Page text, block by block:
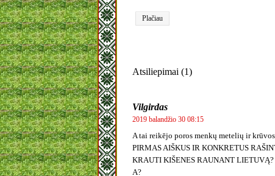
Plačiau
Atsiliepimai (1)
Vilgirdas
2019 balandžio 30 08:15
A tai reikējo poros menkų metelių ir
PIRMAS AIŠKUS IR KONKRETUS
KRAUTI KIŠENES RAUNANT LIETUVĄ?
A?